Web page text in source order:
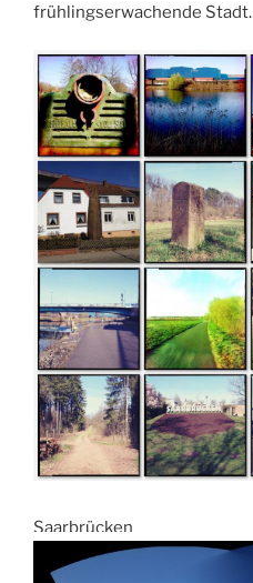
frühlingserwachende Stadt.
Saarbrücken